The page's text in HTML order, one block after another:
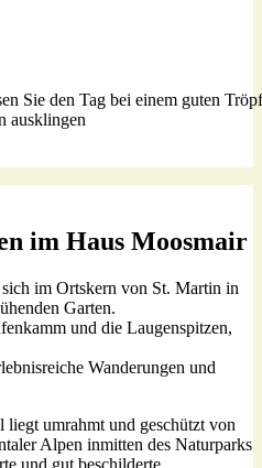
Sie den Tag bei einem guten
ausklingen
im Haus Moosmair
im Ortskern von St. Martin in
Garten.
und die Laugenspitzen,
Wanderungen und
liegt umrahmt und geschützt von
Alpen inmitten des Naturparks
und gut beschilderte